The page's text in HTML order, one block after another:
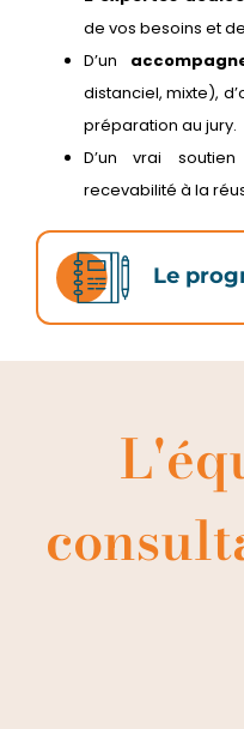
de vos besoins et
D’un
distanciel, mixte),
préparation au jury.
D’un vrai
recevabilité à la
Le